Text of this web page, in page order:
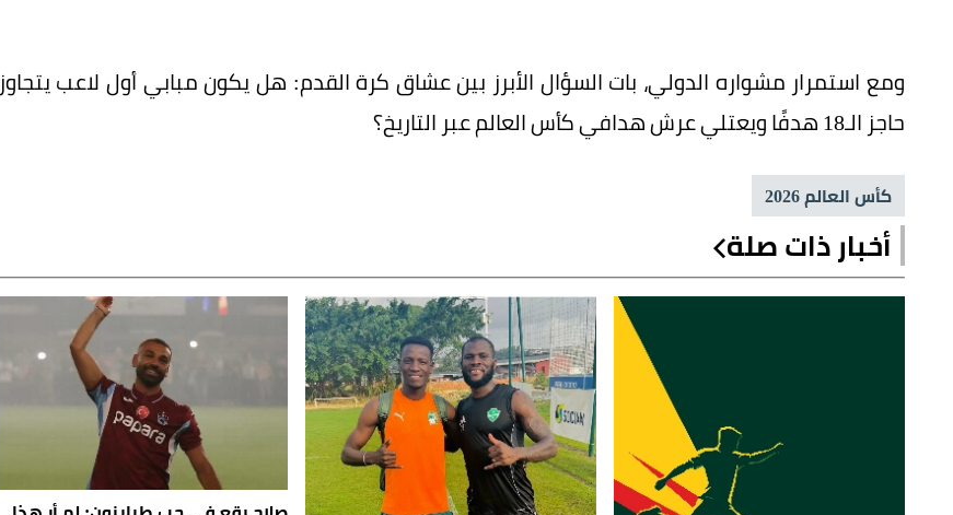
ومع استمرار مشواره الدولي، بات السؤال الأبرز بين عشاق كرة القدم: هل يكون مبابي أول لاعب يتجاوز
حاجز الـ18 هدفًا ويعتلي عرش هدافي كأس العالم عبر التاريخ؟
كأس العالم 2026
أخبار ذات صلة